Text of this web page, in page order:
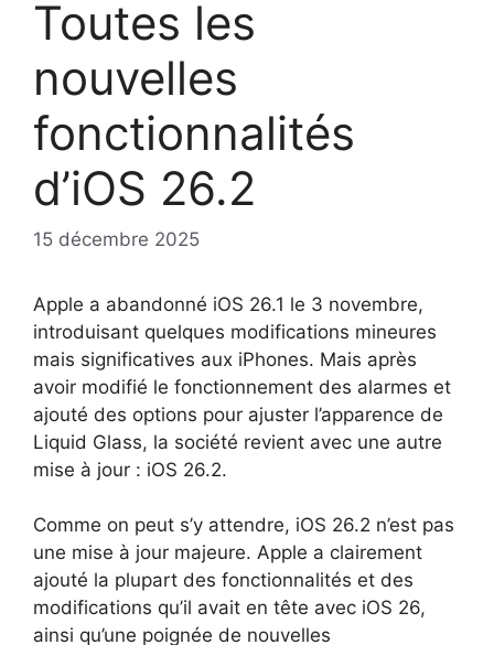
Toutes les
nouvelles
fonctionnalités
d’iOS 26.2
15 décembre 2025
Apple a abandonné iOS 26.1 le 3 novembre,
introduisant quelques modifications mineures
mais significatives aux iPhones. Mais après
avoir modifié le fonctionnement des alarmes et
ajouté des options pour ajuster l’apparence de
Liquid Glass, la société revient avec une autre
mise à jour : iOS 26.2.
Comme on peut s’y attendre, iOS 26.2 n’est pas
une mise à jour majeure. Apple a clairement
ajouté la plupart des fonctionnalités et des
modifications qu’il avait en tête avec iOS 26,
ainsi qu’une poignée de nouvelles